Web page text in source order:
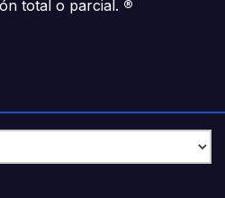
total o parcial. ®